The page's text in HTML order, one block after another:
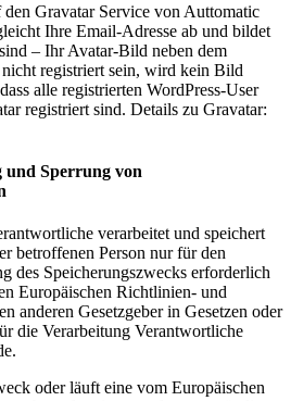
Gravatar Service von Auttomatic
Ihre Email-Adresse ab und bildet
– Ihr Avatar-Bild neben dem
registriert sein, wird kein Bild
alle registrierten WordPress-User
registriert sind. Details zu Gravatar:
und Sperrung von
verarbeitet und speichert
betroffenen Person nur für den
des Speicherungszwecks erforderlich
Europäischen Richtlinien- und
anderen Gesetzgeber in Gesetzen oder
die Verarbeitung Verantwortliche
oder läuft eine vom Europäischen